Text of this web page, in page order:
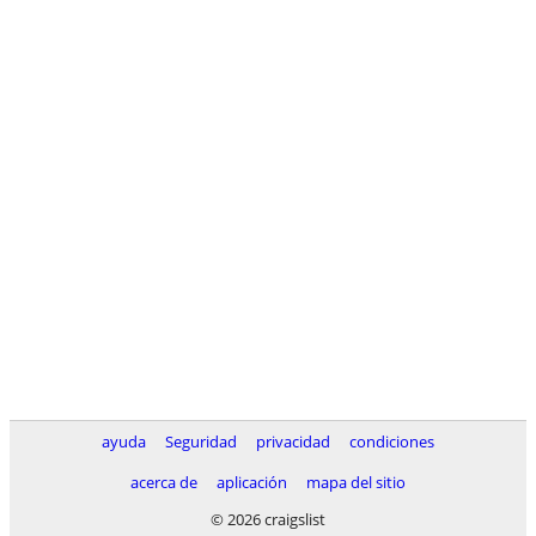
ayuda Seguridad privacidad
condiciones
acerca de
aplicación
mapa del sitio
© 2026 craigslist